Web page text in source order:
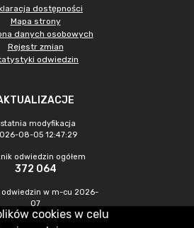
dostępności
Mapa strony
danych osobowych
Rejestr zmian
odwiedzin
modyfikacja
08-05 12:47:29
odwiedzin ogółem
372 064
odwiedzin w m-cu 2026-
07
768
cookies w celu